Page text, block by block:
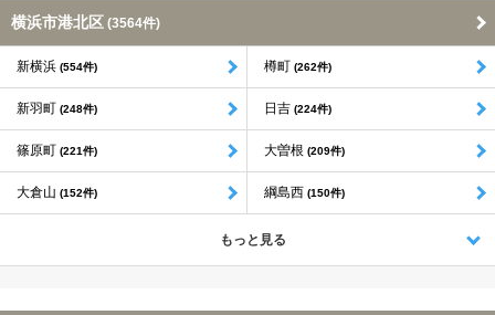
横浜市港北区 (3564件)
新横浜 (554件) 樽町 (262件)
新羽町 (248件) 日吉 (224件)
篠原町 (221件) 大曽根 (209件)
大倉山 (152件) 綱島西 (150件)
もっと見る